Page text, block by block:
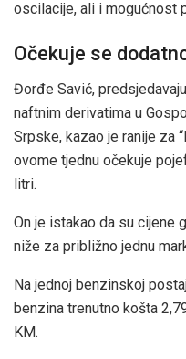
oscilacije, ali i mogućnost
Očekuje se
Đorđe Savić,
naftnim derivatima u
Srpske, kazao je ranije za
ovome tjednu očekuje
litri.
On je istakao da su cijene
niže za približno jednu
Na jednoj benzinskoj
benzina trenutno košta
KM.